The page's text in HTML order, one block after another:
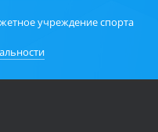
учреждение спорта